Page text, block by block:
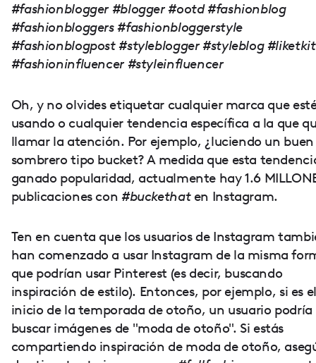
#fashionblogger #blogger #ootd #fashionblog
#fashionbloggers #fashionbloggerstyle
#fashionblogpost #styleblogger #styleblog #liketkit
#fashioninfluencer #styleinfluencer
Oh, y no olvides etiquetar cualquier marca que
usando o cualquier tendencia específica a la que
llamar la atención. Por ejemplo, ¿luciendo un buen
sombrero tipo bucket? A medida que esta
ganado popularidad, actualmente hay 1.6
publicaciones con #buckethaten Instagram.
Ten en cuenta que los usuarios de Instagram
han comenzado a usar Instagram de la misma
que podrían usar Pinterest (es decir, buscando
inspiración de estilo). Entonces, por ejemplo, si es el
inicio de la temporada de otoño, un usuario podría
buscar imágenes de "moda de otoño". Si estás
compartiendo inspiración de moda de otoño,